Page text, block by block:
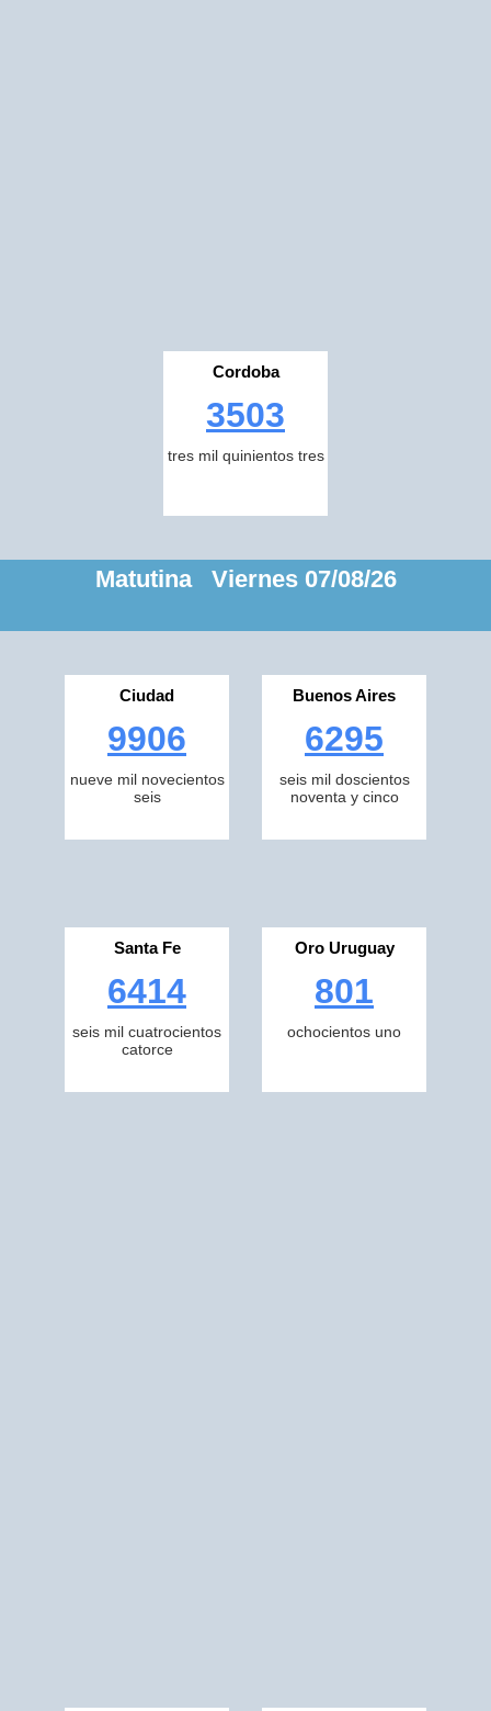
Cordoba
3503
tres mil quinientos tres
Matutina Viernes 07/08/26
Ciudad
9906
nueve mil novecientos
seis
Buenos Aires
6295
seis mil doscientos
noventa y cinco
Santa Fe
6414
seis mil cuatrocientos
catorce
Oro Uruguay
801
ochocientos uno